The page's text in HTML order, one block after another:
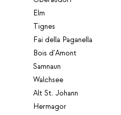
Elm
Tignes
Fai della Paganella
Bois d'Amont
Samnaun
Walchsee
Alt St. Johann
Hermagor